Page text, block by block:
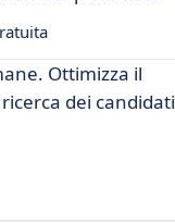
Ottimizza il
dei candidati